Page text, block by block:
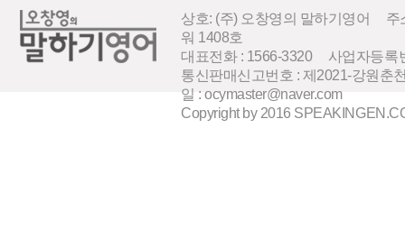
상호: (주) 오창영의 말하기영어 주
워 1408호
대표전화 : 1566-3320 사업자등
통신판매신고번호 : 제2021-강원
일 : ocymaster@naver.com
Copyright by 2016